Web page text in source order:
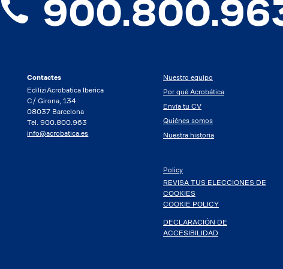
Contactes
EdiliziAcrobatica Iberica
C/ Girona, 134
08037 Barcelona
Tel. 900.800.963
info@acrobatica.es
Nuestro equipo
Por qué Acrobática
Envía tu CV
Quiénes somos
Nuestra historia
Policy
REVISA TUS ELECCIONES DE
COOKIES
COOKIE POLICY
DECLARACIÓN DE
ACCESIBILIDAD